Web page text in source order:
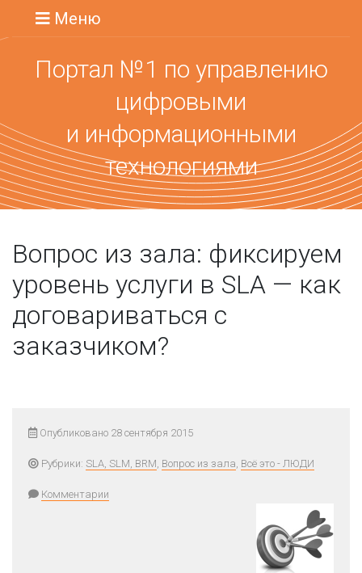
Меню
Портал №1 по управлению
цифровыми
и информационными
технологиями
Вопрос из зала: фиксируем
уровень услуги в SLA — как
договариваться с
заказчиком?
Опубликовано 28 сентября 2015
Рубрики: SLA, SLM, BRM, Вопрос из зала, Всё это - ЛЮДИ
Комментарии